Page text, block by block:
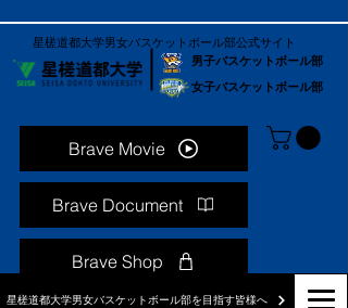
男子バスケットボール部
女子バスケットボール部
星槎道都大学男女バスケットボール部を目指す皆様へ
星槎道都大学男女バスケットボール部公式サイト
Brave Movie
Brave Document
Brave Shop